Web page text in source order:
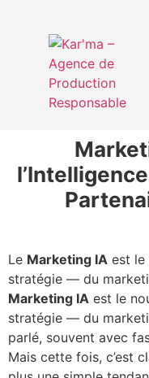
Le Marketing IA est le
stratégie — du
Marketing IA est le
stratégie — du
parlé, souvent avec
Mais cette fois, c’est